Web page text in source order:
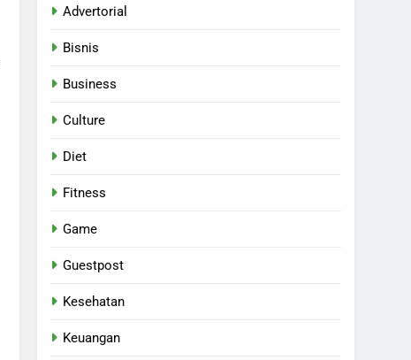
Advertorial
Bisnis
Business
Culture
Diet
Fitness
Game
Guestpost
Kesehatan
Keuangan